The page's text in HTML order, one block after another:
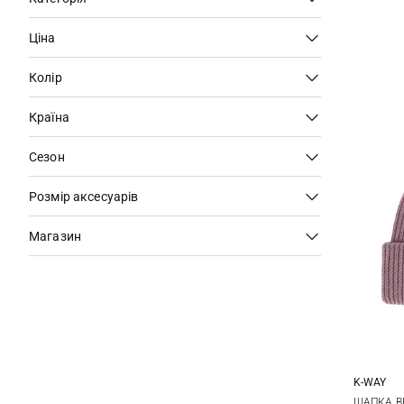
Ціна
Колір
Країна
Сезон
Розмір аксесуарів
Магазин
04
K-WAY